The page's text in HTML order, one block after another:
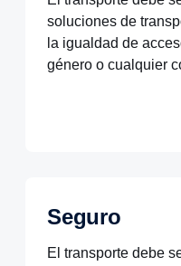
soluciones de
la igualdad de
género o cualquier
Seguro
El transporte debe